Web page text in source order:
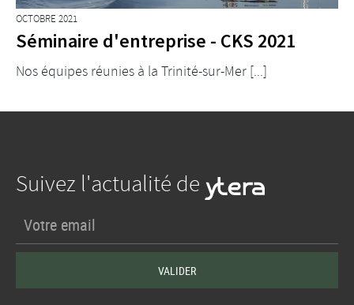
OCTOBRE 2021
Séminaire d'entreprise - CKS 2021
Nos équipes réunies à la Trinité-sur-Mer [...]
Suivez l'actualité de